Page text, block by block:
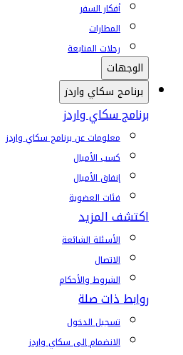
أفكار السفر
المطارات
رحلات المتابعة
الوجهات
برنامج سكاي واردز
برنامج سكاي واردز
معلومات عن برنامج سكاي واردز
كسب الأميال
إنفاق الأميال
فئات العضوية
اكتشف المزيد
الأسئلة الشائعة
الاتصال
الشروط والأحكام
روابط ذات صلة
تسجيل الدخول
الانضمام إلى سكاي واردز